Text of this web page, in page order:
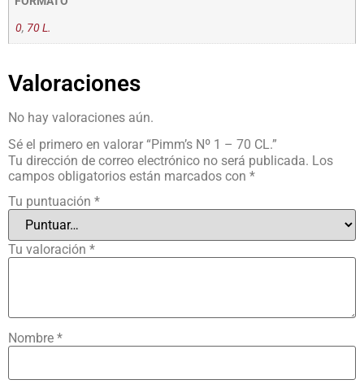
0, 70 L.
Valoraciones
No hay valoraciones aún.
Sé el primero en valorar “Pimm’s Nº 1 – 70 CL.”
Tu dirección de correo electrónico no será publicada. Los
campos obligatorios están marcados con *
Tu puntuación *
Tu valoración *
Nombre *